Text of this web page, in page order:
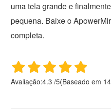
uma tela grande e
pequena. Baixe o
completa.
Avaliação:4.3 /5(Baseado em 14